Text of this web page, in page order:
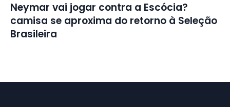
Neymar vai jogar contra a Escócia?
camisa se aproxima do retorno à Seleção
Brasileira